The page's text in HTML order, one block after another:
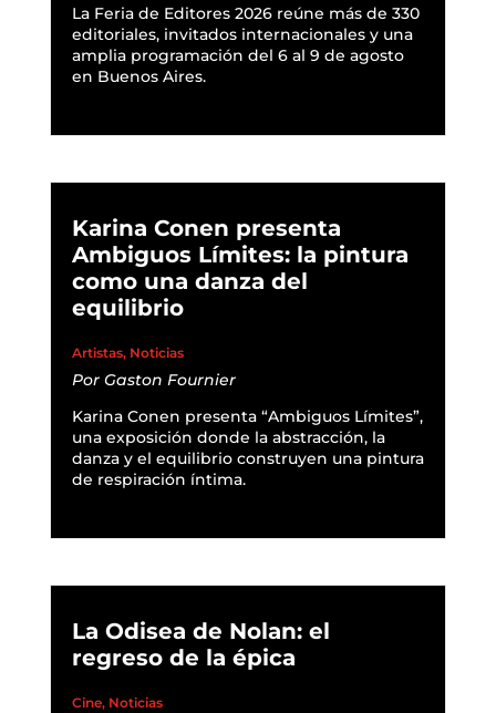
La Feria de Editores 2026 reúne más de 330
editoriales, invitados internacionales y una
amplia programación del 6 al 9 de agosto
en Buenos Aires.
Karina Conen presenta
Ambiguos Límites: la pintura
como una danza del
equilibrio
Artistas, Noticias
Por Gaston Fournier
Karina Conen presenta “Ambiguos Límites”,
una exposición donde la abstracción, la
danza y el equilibrio construyen una pintura
de respiración íntima.
La Odisea de Nolan: el
regreso de la épica
Cine, Noticias